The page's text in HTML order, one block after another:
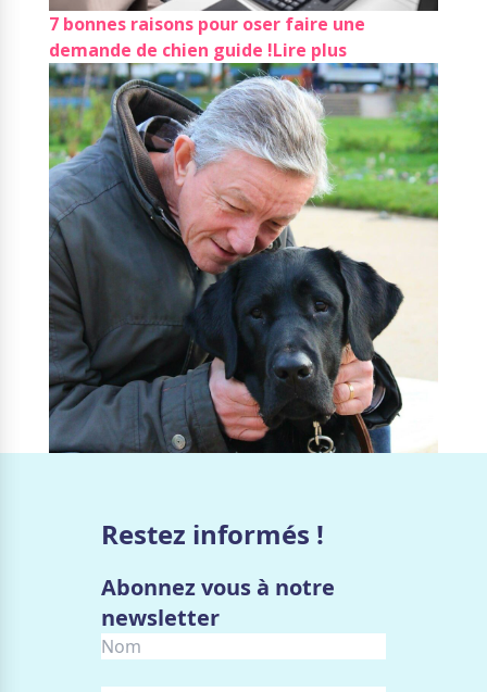
7 bonnes raisons pour oser faire une
demande de chien guide !Lire plus
Restez informés !
Abonnez vous à notre
newsletter